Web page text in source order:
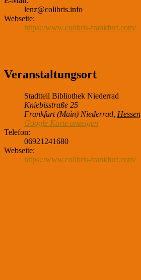
lenz@colibris.info
Webseite:
https://www.colibris-frankfurt.com/
Veranstaltungsort
Stadtteil Bibliothek Niederrad
Kniebisstraße 25
Frankfurt (Main) Niederrad Hessen
Google Karte anzeigen
Telefon:
06921241680
Webseite:
https://www.colibris-frankfurt.com/